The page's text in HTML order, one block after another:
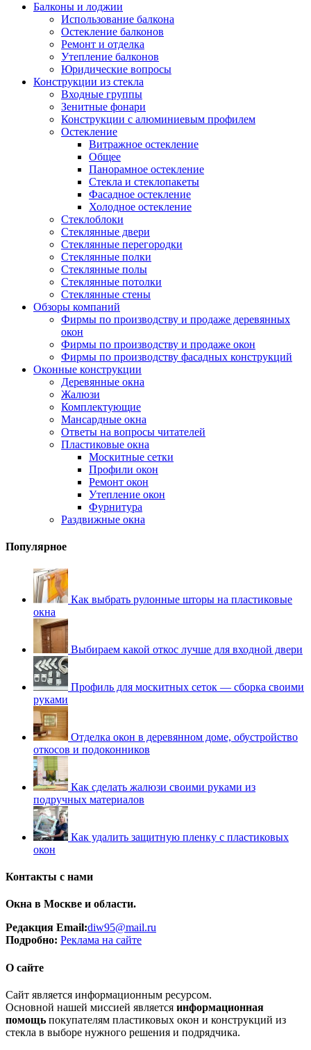
Балконы и лоджии
Использование балкона
Остекление балконов
Ремонт и отделка
Утепление балконов
Юридические вопросы
Конструкции из стекла
Входные группы
Зенитные фонари
Конструкции с алюминиевым профилем
Остекление
Витражное остекление
Общее
Панорамное остекление
Стекла и стеклопакеты
Фасадное остекление
Холодное остекление
Стеклоблоки
Стеклянные двери
Стеклянные перегородки
Стеклянные полки
Стеклянные полы
Стеклянные потолки
Стеклянные стены
Обзоры компаний
Фирмы по производству и продаже деревянных
окон
Фирмы по производству и продаже окон
Фирмы по производству фасадных конструкций
Оконные конструкции
Деревянные окна
Жалюзи
Комплектующие
Мансардные окна
Ответы на вопросы читателей
Пластиковые окна
Москитные сетки
Профили окон
Ремонт окон
Утепление окон
Фурнитура
Раздвижные окна
Популярное
Как выбрать рулонные шторы на пластиковые
окна
Выбираем какой откос лучше для входной двери
Профиль для москитных сеток — сборка своими
руками
Отделка окон в деревянном доме, обустройство
откосов и подоконников
Как сделать жалюзи своими руками из
подручных материалов
Как удалить защитную пленку с пластиковых
окон
Контакты с нами
Окна в Москве и области.
Редакция Email:diw95@mail.ru
Подробно: Реклама на сайте
О сайте
Сайт является информационным ресурсом.
Основной нашей миссией является информационная
помощь покупателям пластиковых окон и конструкций из
стекла в выборе нужного решения и подрядчика.